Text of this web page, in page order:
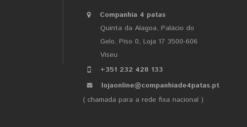
Companhia 4 patas
Quinta da Alagoa, Palácio do
Gelo, Piso 0, Loja 17 3500-606
Viseu
+351 232 428 133
lojaonline@companhiade4patas.pt
( chamada para a rede fixa nacional )